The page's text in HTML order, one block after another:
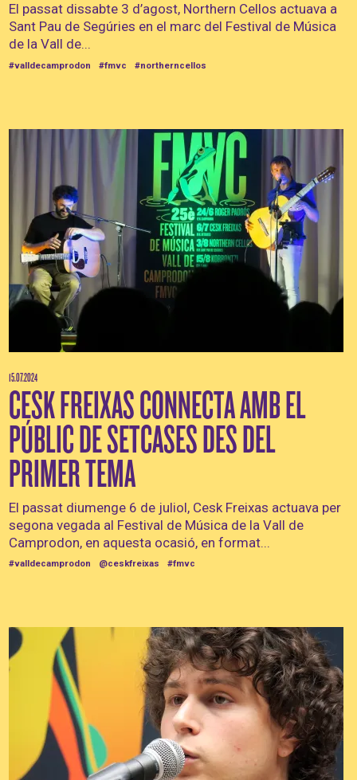
El passat dissabte 3 d’agost, Northern Cellos actuava a
Sant Pau de Segúries en el marc del Festival de Música
de la Vall de...
#valldecamprodon #fmvc #northerncellos
15.07.2024
CESK FREIXAS CONNECTA AMB EL
PÚBLIC DE SETCASES DES DEL
PRIMER TEMA
El passat diumenge 6 de juliol, Cesk Freixas actuava per
segona vegada al Festival de Música de la Vall de
Camprodon, en aquesta ocasió, en format...
#valldecamprodon @ceskfreixas #fmvc